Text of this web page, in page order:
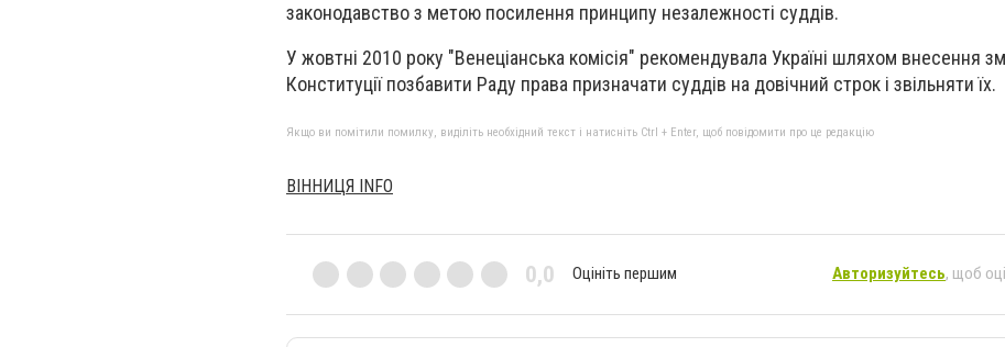
законодавство з метою посилення принципу незалежності суддів.
У жовтні 2010 року "Венеціанська комісія" рекомендувала Україні шляхом внесення
Конституції позбавити Раду права призначати суддів на довічний строк і звільняти їх.
Якщо ви помітили помилку, виділіть необхідний текст і натисніть Ctrl + Enter, щоб повідомити про це редакцію
ВІННИЦЯ INFO
0,0 Оцініть першим Авторизуйтесь, щоб